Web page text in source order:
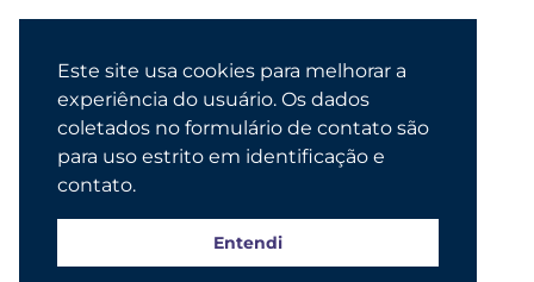
Este site usa cookies para melhorar a
experiência do usuário. Os dados
coletados no formulário de contato são
para uso estrito em identificação e
contato.
Entendi